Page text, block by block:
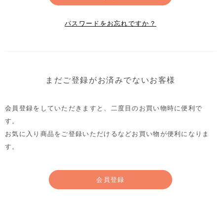
パスワードをお忘れですか？
まだご登録がお済みでないお客様
会員登録をしていただきますと、二度目のお買い物時に便利で
す。
お気に入り商品をご登録いただけるなどお買い物が便利になりま
す。
会員登録